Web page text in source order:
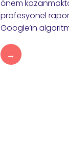
önem
profesyonel
Google’ın
→